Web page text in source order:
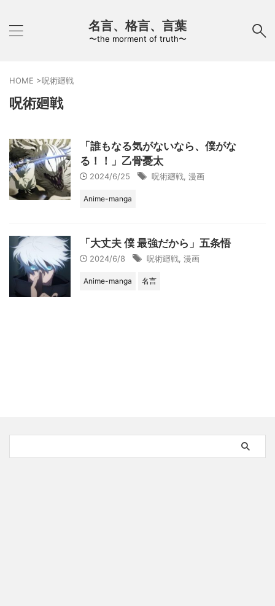
名言、格言、言葉
〜the morment of truth〜
HOME >呪術廻戦
呪術廻戦
「誰もなる気がないなら、僕がな
る！！」乙骨憂太
2024/6/25 呪術廻戦 漫画
Anime-manga
「大丈夫 僕 最強だから」五条悟
2024/6/8 呪術廻戦 漫画
Anime-manga 名言